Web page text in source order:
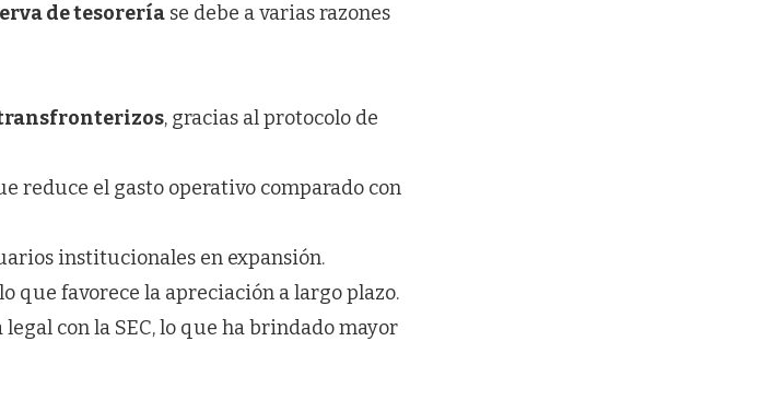
de tesorería se debe a varias razones
, gracias al protocolo de
reduce el gasto operativo comparado con
institucionales en expansión.
que favorece la apreciación a largo plazo.
con la SEC, lo que ha brindado mayor